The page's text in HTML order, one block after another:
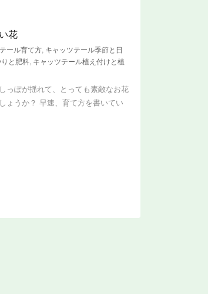
花
ール育て方, キャッツテール季節と日
と肥料, キャッツテール植え付けと植
っぽが揺れて、とっても素敵なお花
ょうか？ 早速、育て方を書いてい